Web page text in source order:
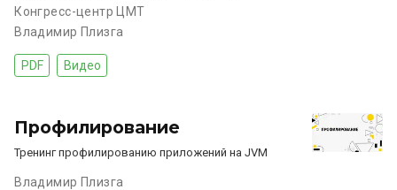
Конгресс-центр ЦМТ
Владимир Плизга
PDF Видео
Профилирование
Тренинг профилированию приложений на JVM
Владимир Плизга